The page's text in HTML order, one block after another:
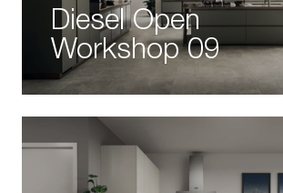
Diesel Open
Workshop 09